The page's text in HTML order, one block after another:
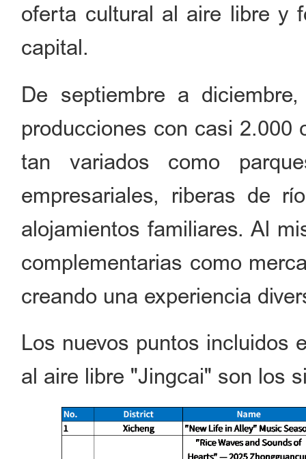
oferta cultural al aire libre y
capital.
De septiembre a
producciones con casi 2.000
tan variados como
empresariales, riberas de
alojamientos familiares. Al
complementarias como
creando una experiencia
Los nuevos puntos incluidos
al aire libre "Jingcai" son los